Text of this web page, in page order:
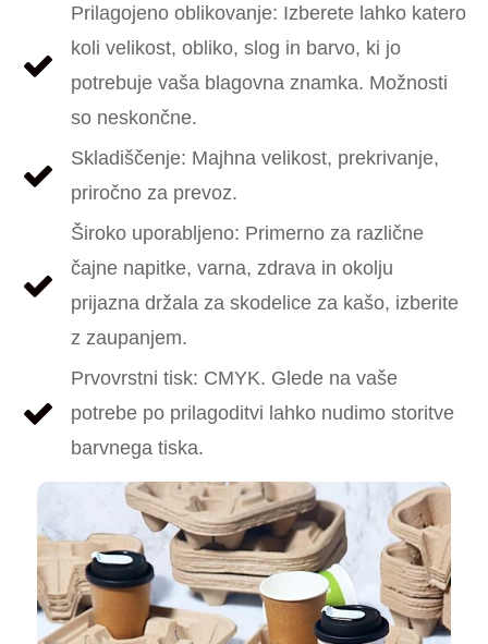
Prilagojeno oblikovanje: Izberete lahko katero
koli velikost, obliko, slog in barvo, ki jo
potrebuje vaša blagovna znamka. Možnosti
so neskončne.
Skladiščenje: Majhna velikost, prekrivanje,
priročno za prevoz.
Široko uporabljeno: Primerno za različne
čajne napitke, varna, zdrava in okolju
prijazna držala za skodelice za kašo, izberite
z zaupanjem.
Prvovrstni tisk: CMYK. Glede na vaše
potrebe po prilagoditvi lahko nudimo storitve
barvnega tiska.